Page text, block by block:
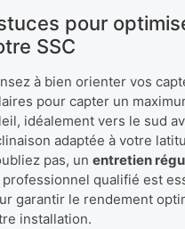
pour
SSC
à bien orienter vos
pour capter un
idéalement vers le sud
adaptée à votre
pas, un entretien
professionnel qualifié est
garantir le rendement
installation.